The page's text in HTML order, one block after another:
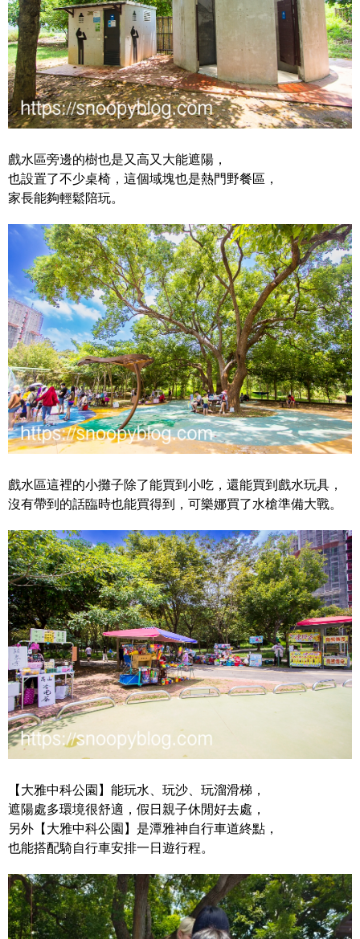
戲水區旁邊的樹也是又高又大能遮陽，
也設置了不少桌椅，這個域塊也是熱門野餐區，
家長能夠輕鬆陪玩。
戲水區這裡的小攤子除了能買到小吃，還能買到戲水玩具，
沒有帶到的話臨時也能買得到，可樂娜買了水槍準備大戰。
【大雅中科公園】能玩水、玩沙、玩溜滑梯，
遮陽處多環境很舒適，假日親子休閒好去處，
另外【大雅中科公園】是潭雅神自行車道終點，
也能搭配騎自行車安排一日遊行程。